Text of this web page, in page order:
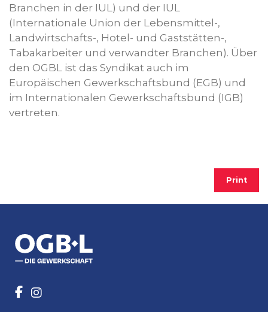
Branchen in der IUL) und der IUL
(Internationale Union der Lebensmittel-,
Landwirtschafts-, Hotel- und Gaststätten-,
Tabakarbeiter und verwandter Branchen). Über
den OGBL ist das Syndikat auch im
Europäischen Gewerkschaftsbund (EGB) und
im Internationalen Gewerkschaftsbund (IGB)
vertreten.
Print